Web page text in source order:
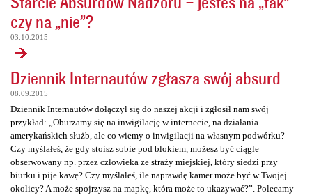
czy na „nie”?
03.10.2015
Dziennik Internautów zgłasza swój absurd
08.09.2015
Dziennik Internautów dołączył się do naszej akcji i zgłosił nam swój
przykład: „Oburzamy się na inwigilację w internecie, na działania
amerykańskich służb, ale co wiemy o inwigilacji na własnym podwórku?
Czy myślałeś, że gdy stoisz sobie pod blokiem, możesz być ciągle
obserwowany np. przez człowieka ze straży miejskiej, który siedzi przy
biurku i pije kawę? Czy myślałeś, ile naprawdę kamer może być w Twojej
okolicy? A może spojrzysz na mapkę, która może to ukazywać?”. Polecamy